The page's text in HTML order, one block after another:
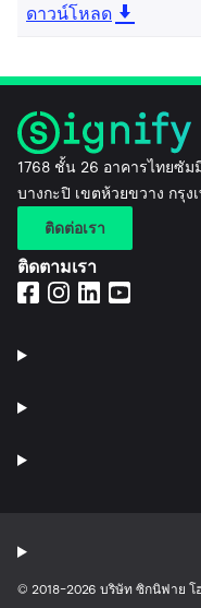
ดาวน์โหลด
1768 ชั้น 26 อาคารไทยซั
บางกะปิ เขตห้วยขวาง กรุง
ติดต่อเรา
ติดตามเรา
© 2018-2026 บริษัท ซิกนิฟาย โ